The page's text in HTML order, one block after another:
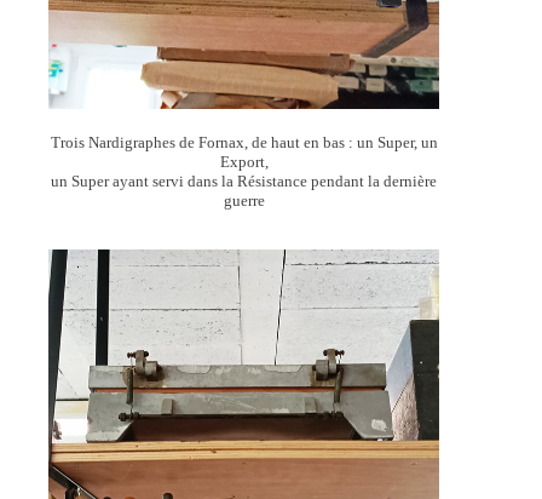
Trois Nardigraphes de Fornax, de haut en bas : un Super, un
Export,
un Super ayant servi dans la Résistance pendant la dernière
guerre